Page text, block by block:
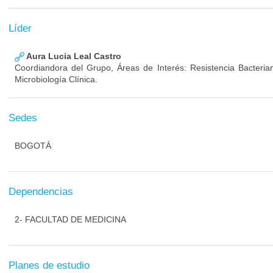
Líder
Aura Lucia Leal Castro
Coordiandora del Grupo, Áreas de Interés: Resistencia
Microbiología Clínica.
Sedes
BOGOTÁ
Dependencias
2- FACULTAD DE MEDICINA
Planes de estudio